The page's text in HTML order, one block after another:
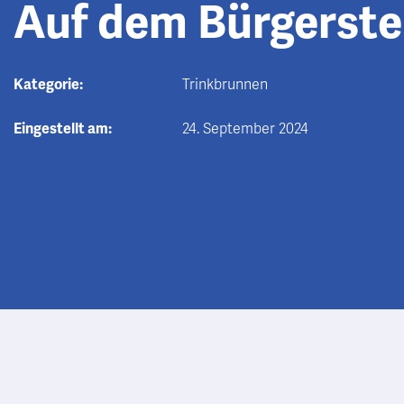
Auf dem
Kategorie: Trinkbrunnen
Eingestellt am: 24. September 2024